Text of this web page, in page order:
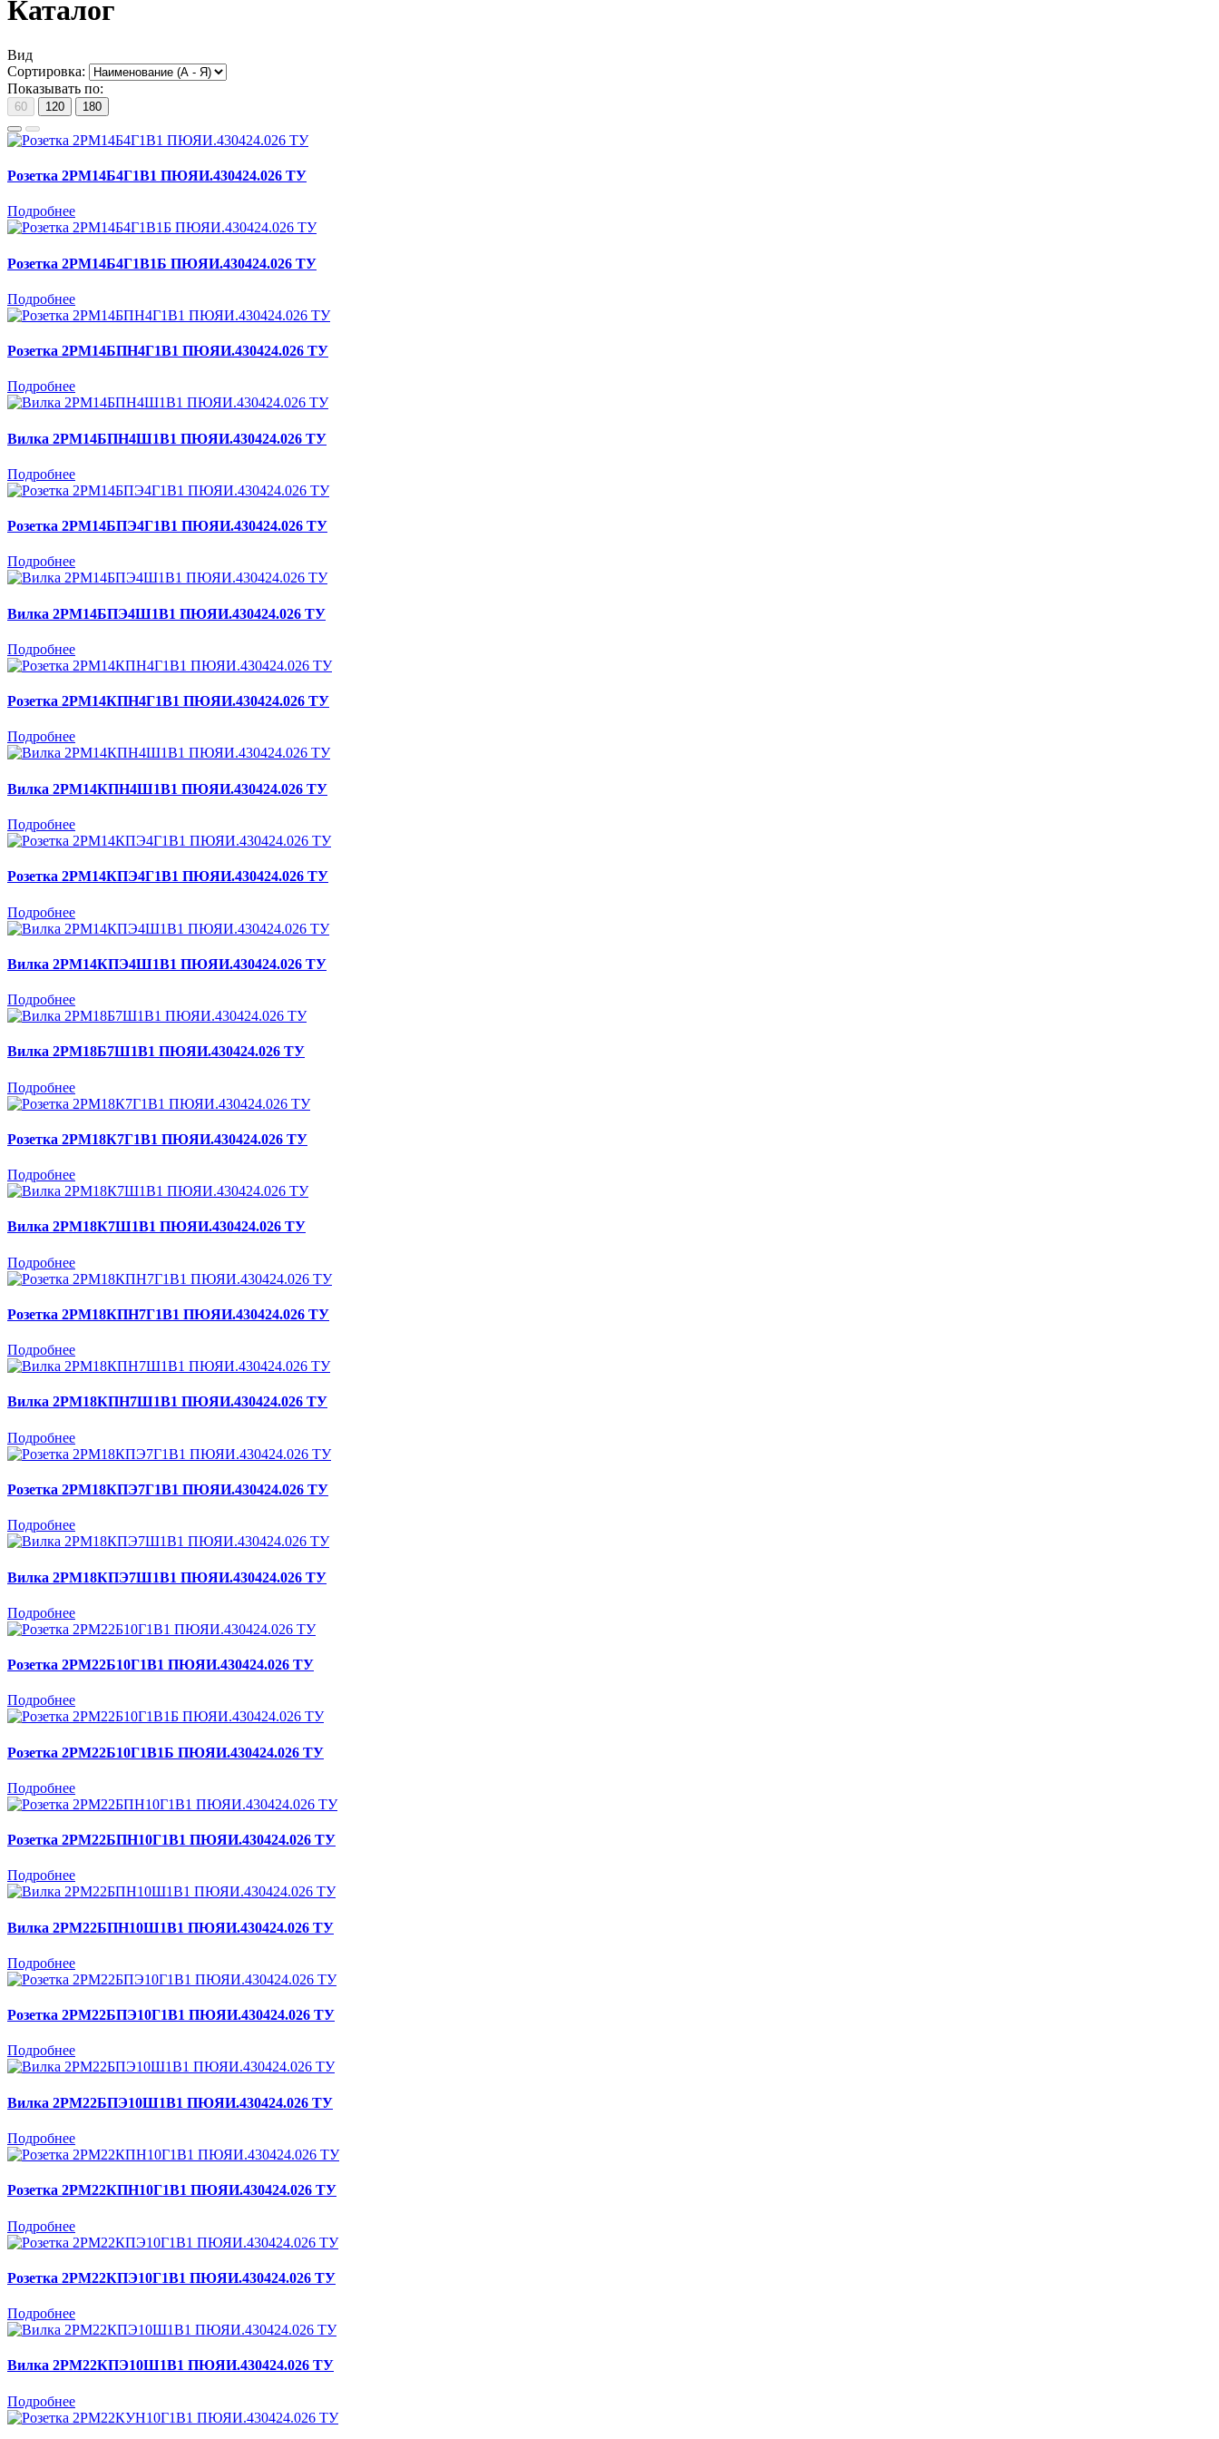
Каталог
Вид
Сортировка:
Показывать по:
60 120 180
Розетка 2РМ14Б4Г1В1 ПЮЯИ.430424.026 ТУ
Подробнее
Розетка 2РМ14Б4Г1В1Б ПЮЯИ.430424.026 ТУ
Подробнее
Розетка 2РМ14БПН4Г1В1 ПЮЯИ.430424.026 ТУ
Подробнее
Вилка 2РМ14БПН4Ш1В1 ПЮЯИ.430424.026 ТУ
Подробнее
Розетка 2РМ14БПЭ4Г1В1 ПЮЯИ.430424.026 ТУ
Подробнее
Вилка 2РМ14БПЭ4Ш1В1 ПЮЯИ.430424.026 ТУ
Подробнее
Розетка 2РМ14КПН4Г1В1 ПЮЯИ.430424.026 ТУ
Подробнее
Вилка 2РМ14КПН4Ш1В1 ПЮЯИ.430424.026 ТУ
Подробнее
Розетка 2РМ14КПЭ4Г1В1 ПЮЯИ.430424.026 ТУ
Подробнее
Вилка 2РМ14КПЭ4Ш1В1 ПЮЯИ.430424.026 ТУ
Подробнее
Вилка 2РМ18Б7Ш1В1 ПЮЯИ.430424.026 ТУ
Подробнее
Розетка 2РМ18К7Г1В1 ПЮЯИ.430424.026 ТУ
Подробнее
Вилка 2РМ18К7Ш1В1 ПЮЯИ.430424.026 ТУ
Подробнее
Розетка 2РМ18КПН7Г1В1 ПЮЯИ.430424.026 ТУ
Подробнее
Вилка 2РМ18КПН7Ш1В1 ПЮЯИ.430424.026 ТУ
Подробнее
Розетка 2РМ18КПЭ7Г1В1 ПЮЯИ.430424.026 ТУ
Подробнее
Вилка 2РМ18КПЭ7Ш1В1 ПЮЯИ.430424.026 ТУ
Подробнее
Розетка 2РМ22Б10Г1В1 ПЮЯИ.430424.026 ТУ
Подробнее
Розетка 2РМ22Б10Г1В1Б ПЮЯИ.430424.026 ТУ
Подробнее
Розетка 2РМ22БПН10Г1В1 ПЮЯИ.430424.026 ТУ
Подробнее
Вилка 2РМ22БПН10Ш1В1 ПЮЯИ.430424.026 ТУ
Подробнее
Розетка 2РМ22БПЭ10Г1В1 ПЮЯИ.430424.026 ТУ
Подробнее
Вилка 2РМ22БПЭ10Ш1В1 ПЮЯИ.430424.026 ТУ
Подробнее
Розетка 2РМ22КПН10Г1В1 ПЮЯИ.430424.026 ТУ
Подробнее
Розетка 2РМ22КПЭ10Г1В1 ПЮЯИ.430424.026 ТУ
Подробнее
Вилка 2РМ22КПЭ10Ш1В1 ПЮЯИ.430424.026 ТУ
Подробнее